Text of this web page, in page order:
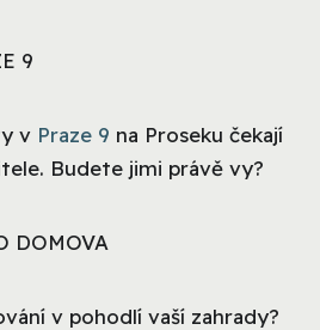
9
v Praze 9 na Proseku čekají
Budete jimi právě vy?
DOMOVA
v pohodlí vaší zahrady?